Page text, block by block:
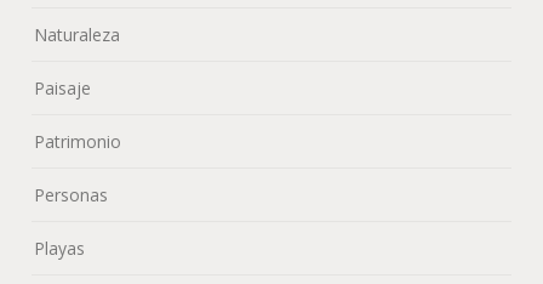
Naturaleza
Paisaje
Patrimonio
Personas
Playas